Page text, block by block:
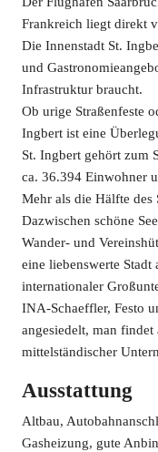
Frankreich liegt direkt
Die Innenstadt St.
und
Infrastruktur braucht.
Ob urige Straßenfeste
Ingbert ist eine
St. Ingbert gehört zum
ca. 36.394 Einwohner
Mehr als die Hälfte des
Dazwischen schöne
Wander- und
eine liebenswerte Stadt
internationaler
INA-Schaeffler, Festo
angesiedelt, man
mittelständischer
Ausstattung
Altbau,
Gasheizung, gute